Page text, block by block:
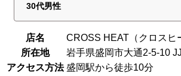
30代男性
店名
CROSS HEAT（クロスヒ
所在地
岩手県盛岡市大通2-5-10
アクセス方法 盛岡駅から徒歩10分